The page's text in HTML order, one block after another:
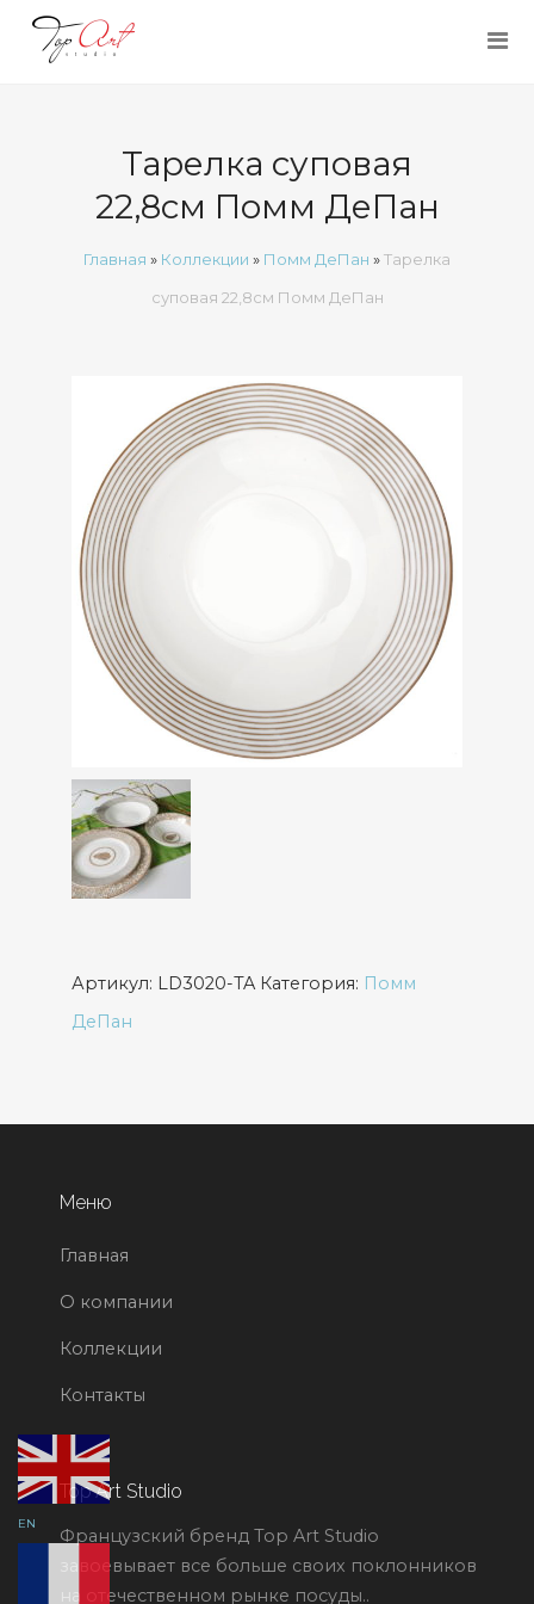
Тарелка суповая
22,8см Помм ДеПан
Главная » Коллекции » Помм ДеПан »Тарелка
суповая 22,8см Помм ДеПан
Артикул: LD3020-TA Категория: Помм
ДеПан
Меню
Главная
О компании
Коллекции
Контакты
Top Art Studio
Французский бренд Top Art Studio
завоевывает все больше своих поклонников
на отечественном рынке посуды..
EN